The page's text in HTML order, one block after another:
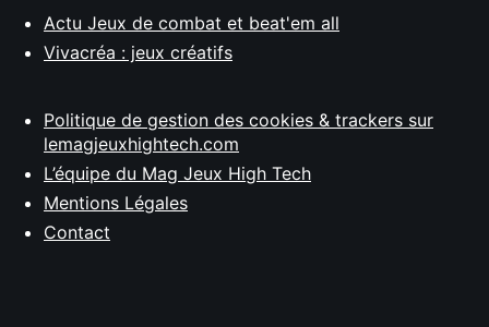
Actu Jeux de combat et beat'em all
Vivacréa : jeux créatifs
Politique de gestion des cookies & trackers sur
lemagjeuxhightech.com
L’équipe du Mag Jeux High Tech
Mentions Légales
Contact